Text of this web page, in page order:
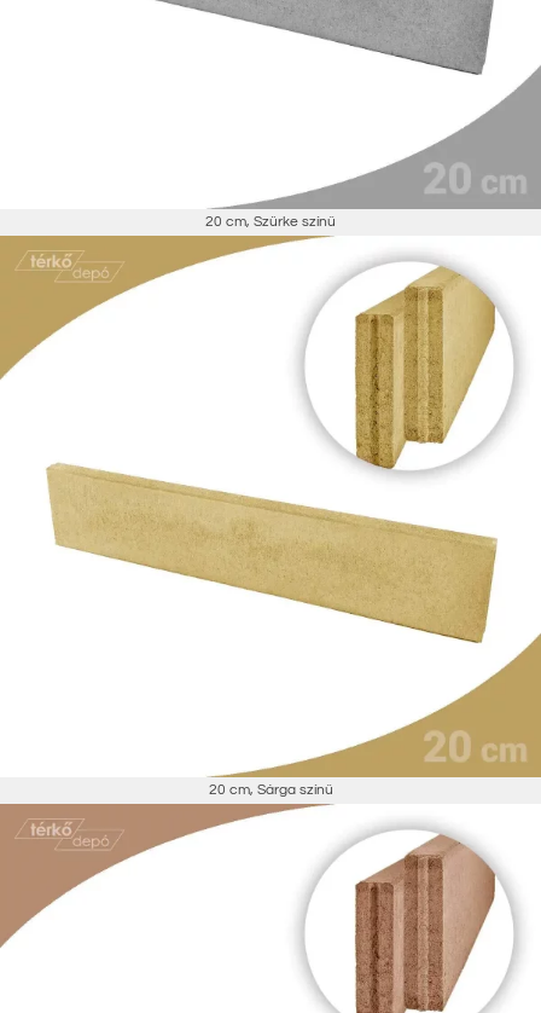
20 cm, Szürke színű
20 cm, Sárga színű